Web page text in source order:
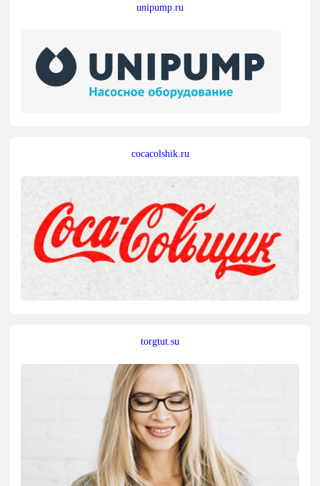
unipump.ru
cocacolshik.ru
torgtut.su